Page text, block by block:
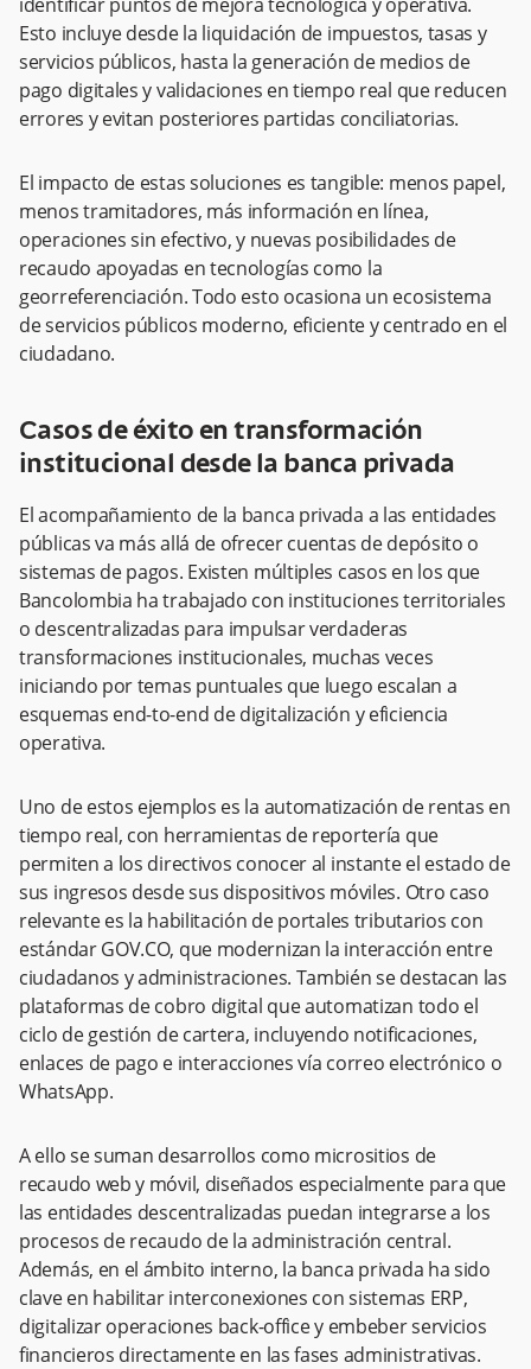
Esto incluye desde la liquidación de impuestos, tasas y
servicios públicos, hasta la generación de medios de
pago digitales y validaciones en tiempo real que reducen
errores y evitan posteriores partidas conciliatorias.
El impacto de estas soluciones es tangible: menos papel,
menos tramitadores, más información en línea,
operaciones sin efectivo, y nuevas posibilidades de
recaudo apoyadas en tecnologías como la
georreferenciación. Todo esto ocasiona un ecosistema
de servicios públicos moderno, eficiente y centrado en el
ciudadano.
Casos de éxito en transformación
institucional desde la banca privada
El acompañamiento de la banca privada a las entidades
públicas va más allá de ofrecer cuentas de depósito o
sistemas de pagos. Existen múltiples casos en los que
Bancolombia ha trabajado con instituciones territoriales
o descentralizadas para impulsar verdaderas
transformaciones institucionales, muchas veces
iniciando por temas puntuales que luego escalan a
esquemas end-to-end de digitalización y eficiencia
operativa.
Uno de estos ejemplos es la automatización de rentas en
tiempo real, con herramientas de reportería que
permiten a los directivos conocer al instante el estado de
sus ingresos desde sus dispositivos móviles. Otro caso
relevante es la habilitación de portales tributarios con
estándar GOV.CO, que modernizan la interacción entre
ciudadanos y administraciones. También se destacan las
plataformas de cobro digital que automatizan todo el
ciclo de gestión de cartera, incluyendo notificaciones,
enlaces de pago e interacciones vía correo electrónico o
WhatsApp.
A ello se suman desarrollos como micrositios de
recaudo web y móvil, diseñados especialmente para que
las entidades descentralizadas puedan integrarse a los
procesos de recaudo de la administración central.
Además, en el ámbito interno, la banca privada ha sido
clave en habilitar interconexiones con sistemas ERP,
digitalizar operaciones back-office y embeber servicios
financieros directamente en las fases administrativas.